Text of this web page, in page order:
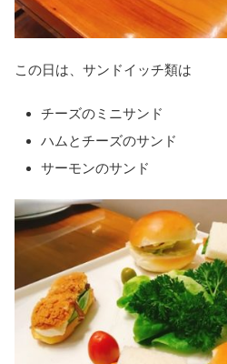
この日は、サンドイッチ類は
チーズのミニサンド
ハムとチーズのサンド
サーモンのサンド